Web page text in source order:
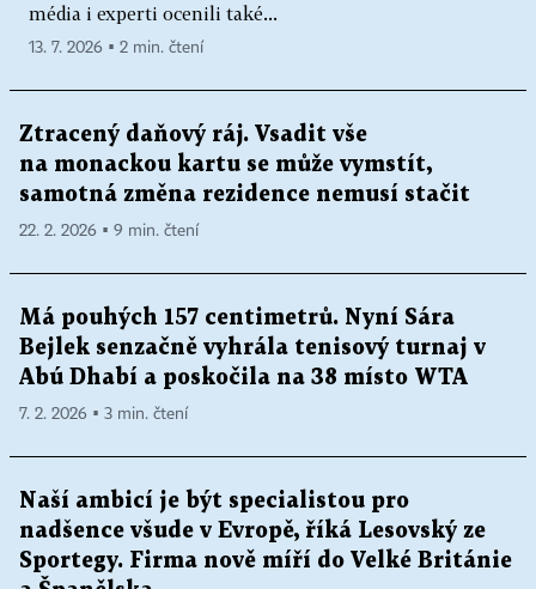
média i experti ocenili také...
13. 7. 2026 ▪ 2 min. čtení
Ztracený daňový ráj. Vsadit vše
na monackou kartu se může vymstít,
samotná změna rezidence nemusí stačit
22. 2. 2026 ▪ 9 min. čtení
Má pouhých 157 centimetrů. Nyní Sára
Bejlek senzačně vyhrála tenisový turnaj v
Abú Dhabí a poskočila na 38 místo WTA
7. 2. 2026 ▪ 3 min. čtení
Naší ambicí je být specialistou pro
nadšence všude v Evropě, říká Lesovský ze
Sportegy. Firma nově míří do Velké Británie